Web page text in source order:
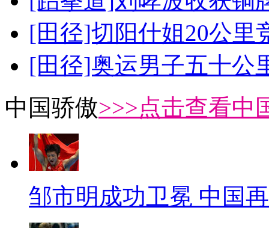
[田径]切阳什姐20公里
[田径]奥运男子五十公
中国骄傲>>>点击查看中
邹市明成功卫冕 中国